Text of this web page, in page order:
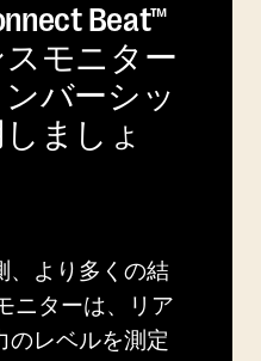
Beat™
モニター
バーシッ
ましょ
、より多くの結
ニターは、リア
のレベルを測定